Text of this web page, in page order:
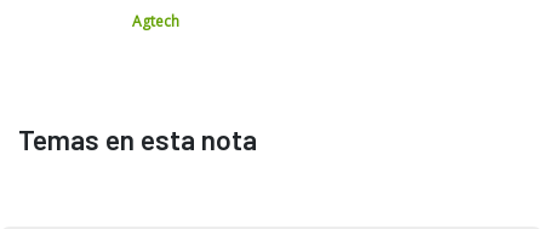
Agtech
Temas en esta nota